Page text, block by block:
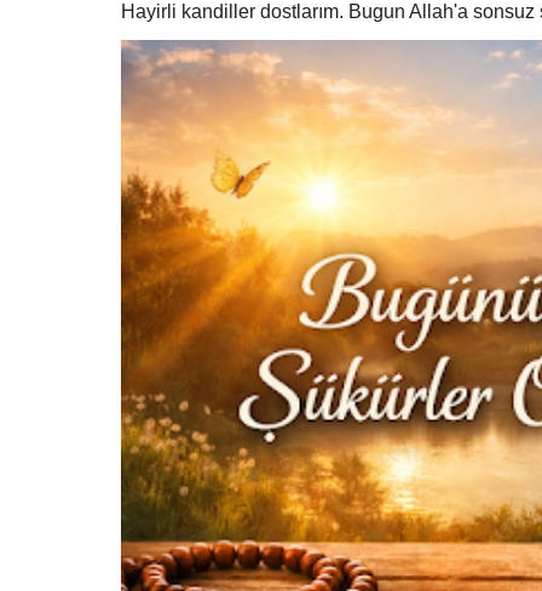
Hayirli kandiller dostlarım. Bugun Allah'a